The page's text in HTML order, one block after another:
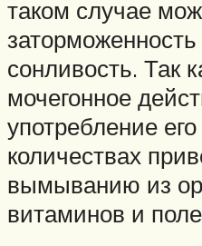
таком случае
сонливость. Так
мочегонное
употребление
количествах
вымыванию из
витаминов и